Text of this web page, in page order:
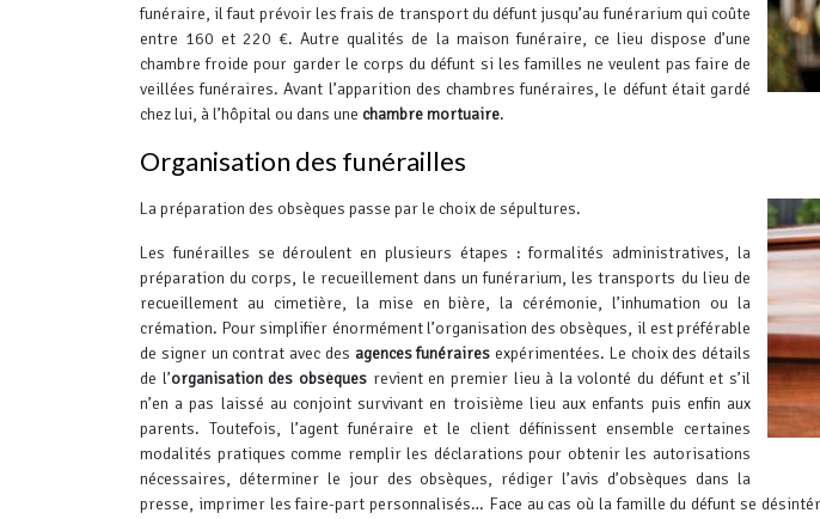
funéraire, il faut prévoir les frais de transport du défunt jusqu’au funérarium qui coûte
entre 160 et 220 €. Autre qualités de la maison funéraire, ce lieu dispose d’une
chambre froide pour garder le corps du défunt si les familles ne veulent pas faire de
veillées funéraires. Avant l’apparition des chambres funéraires, le défunt était gardé
chez lui, à l’hôpital ou dans une chambre mortuaire.
Organisation des funérailles
La préparation des obsèques passe par le choix de sépultures.
Les funérailles se déroulent en plusieurs étapes : formalités administratives, la
préparation du corps, le recueillement dans un funérarium, les transports du lieu de
recueillement au cimetière, la mise en bière, la cérémonie, l’inhumation ou la
crémation. Pour simplifier énormément l’organisation des obsèques, il est préférable
de signer un contrat avec des agences funéraires expérimentées. Le choix des détails
de l’organisation des obsèquesrevient en premier lieu à la volonté du défunt et s’il
n’en a pas laissé au conjoint survivant en troisième lieu aux enfants puis enfin aux
parents. Toutefois, l’agent funéraire et le client définissent ensemble certaines
modalités pratiques comme remplir les déclarations pour obtenir les autorisations
nécessaires, déterminer le jour des obsèques, rédiger l’avis d’obsèques dans la
presse, imprimer les faire-part personnalisés… Face au cas où la famille du défunt se